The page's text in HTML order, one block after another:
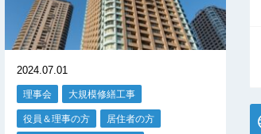
2024.07.01
理事会 大規模修繕工事
役員＆理事の方 居住者の方